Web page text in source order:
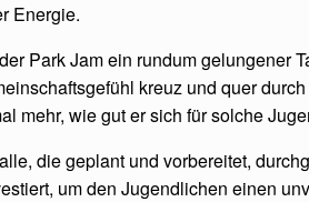
Energie.
Park Jam ein rundum gelungener
kreuz und quer
mehr, wie gut er sich für solche
die geplant und vorbereitet,
um den Jugendlichen einen